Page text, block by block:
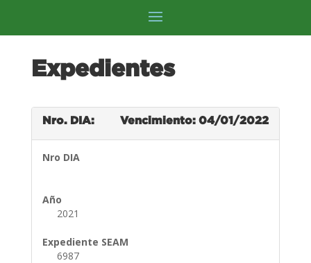
Expedientes
Nro. DIA: Vencimiento: 04/01/2022
Nro DIA
Año
2021
Expediente SEAM
6987